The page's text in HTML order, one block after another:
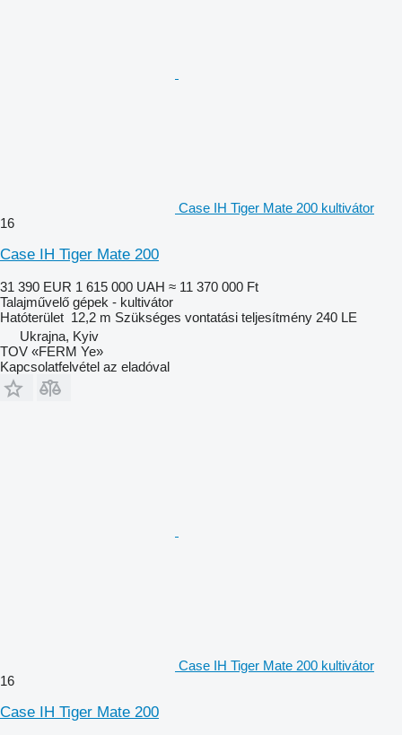
Case IH Tiger Mate 200 kultivátor
16
Case IH Tiger Mate 200
31 390 EUR 1 615 000 UAH ≈ 11 370 000 Ft
Talajművelő gépek - kultivátor
Hatóterület 12,2 m Szükséges vontatási teljesítmény 240 LE
Ukrajna, Kyiv
TOV «FERM Ye»
Kapcsolatfelvétel az eladóval
Case IH Tiger Mate 200 kultivátor
16
Case IH Tiger Mate 200